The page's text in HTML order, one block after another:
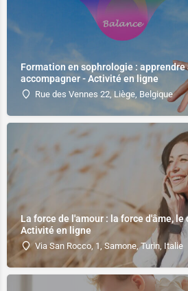
Formation en sophrologie :
accompagner - Activité en ligne
Rue des Vennes 22, Liège, Belgique
La force de l'amour : la force d'âme,
Activité en ligne
Via San Rocco, 1, Samone, Turin, Italie